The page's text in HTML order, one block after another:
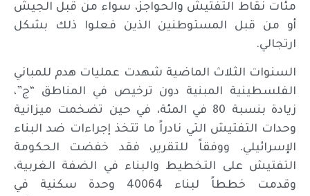
مئات نقاط التفتيش والحواجز، سواء من قبل الجيش
أو من قبل المستوطنين الذين فعلوا ذلك بشكل
ارتجالي.
السنوات الثلاث الماضية شهدت عمليات هدم للمباني
الفلسطينية المبنية دون ترخيص في المناطق “ج”،
زيادة بنسبة 80 في المئة، في حين تضخمت ميزانية
وحدات التفتيش التي نادراً ما تتخذ إجراءات ضد البناء
الإسرائيلي. ووفقاً للتقرير، فقد خفضت الحكومة
التفتيش على التخطيط والبناء في الضفة الغربية،
وقدمت خططاً لبناء 40064 وحدة سكنية في